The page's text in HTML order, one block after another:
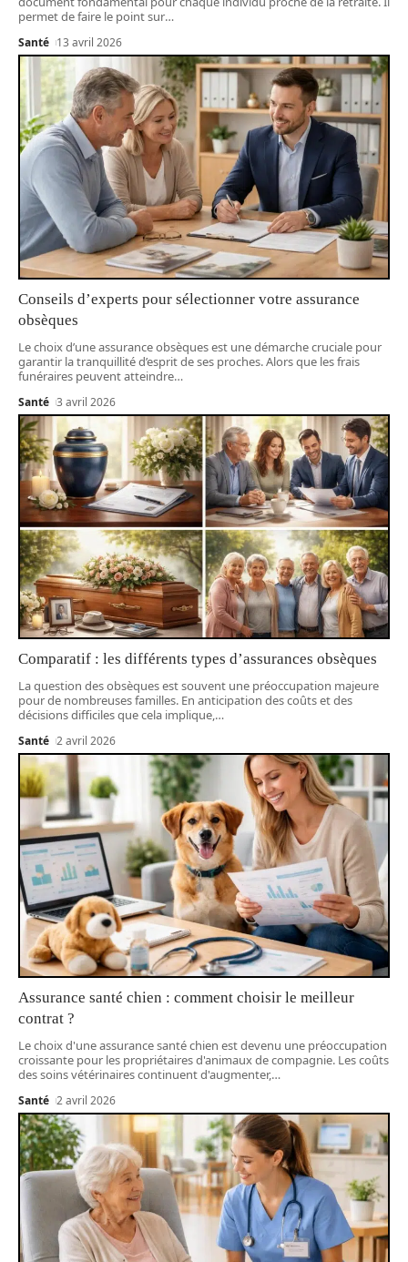
permet de faire le point sur…
Santé 13 avril 2026
Conseils d’experts pour sélectionner votre assurance
obsèques
Le choix d’une assurance obsèques est une démarche cruciale pour
garantir la tranquillité d’esprit de ses proches. Alors que les frais
funéraires peuvent atteindre…
Santé 3 avril 2026
Comparatif : les différents types d’assurances obsèques
La question des obsèques est souvent une préoccupation majeure
pour de nombreuses familles. En anticipation des coûts et des
décisions difficiles que cela implique,…
Santé 2 avril 2026
Assurance santé chien : comment choisir le meilleur
contrat ?
Le choix d'une assurance santé chien est devenu une préoccupation
croissante pour les propriétaires d'animaux de compagnie. Les coûts
des soins vétérinaires continuent d'augmenter,…
Santé 2 avril 2026